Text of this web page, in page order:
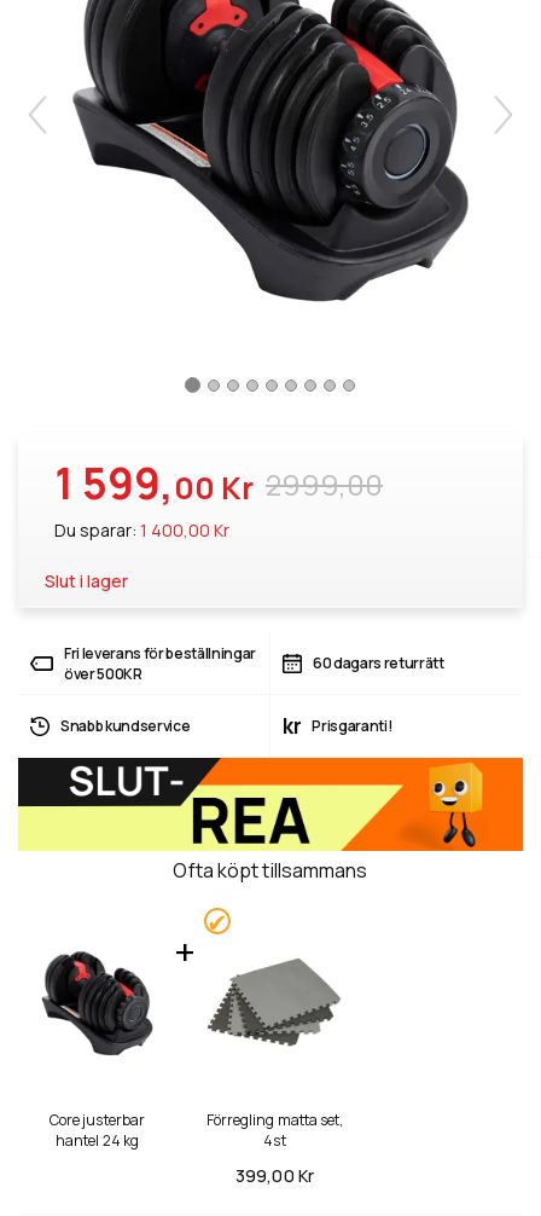
2999,00
1 599,00 Kr
Du sparar: 1 400,00 Kr
Slut i lager
Fri leverans för beställningar
över 500KR
60 dagars returrätt
Snabb kundservice kr Prisgaranti!
Ofta köpt tillsammans
Core justerbar
hantel 24 kg
Förregling matta set,
4st
399,00 Kr